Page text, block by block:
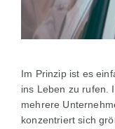
Im Prinzip ist es
ins Leben zu rufen.
mehrere
konzentriert sich